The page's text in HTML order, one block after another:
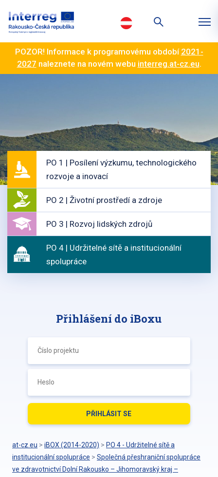
POZOR! Informace k programovému období 2021-
2027 naleznete na novém webu interreg.at-cz.eu.
PO 1 | Posílení výzkumu, technologického
rozvoje a inovací
PO 2 | Životní prostředí a zdroje
PO 3 | Rozvoj lidských zdrojů
PO 4 | Udržitelné sítě a institucionální
spolupráce
Přihlášení do iBoxu
at-cz.eu > iBOX (2014-2020) > PO 4 - Udržitelné sítě a
institucionální spolupráce > Společná přeshraniční spolupráce
ve zdravotnictví Dolní Rakousko – Jihomoravský kraj –